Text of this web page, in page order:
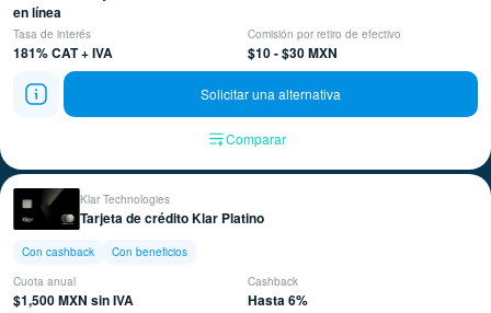
en línea
Tasa de interés
181% CAT + IVA
Comisión por retiro de efectivo
$10 - $30 MXN
Solicitar una alternativa
Comparar
Klar Technologies
Tarjeta de crédito Klar Platino
Con cashback
Con beneficios
Cuota anual
$1,500 MXN sin IVA
Cashback
Hasta 6%